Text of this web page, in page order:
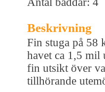
Beskrivning
Fin stuga på 58
havet ca 1,5 mil
fin utsikt över
tillhörande